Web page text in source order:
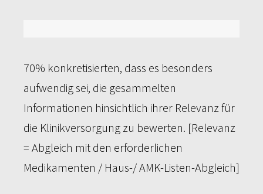
70% konkretisierten, dass es besonders
aufwendig sei, die gesammelten
Informationen hinsichtlich ihrer Relevanz für
die Klinikversorgung zu bewerten. [Relevanz
= Abgleich mit den erforderlichen
Medikamenten / Haus-/ AMK-Listen-Abgleich]